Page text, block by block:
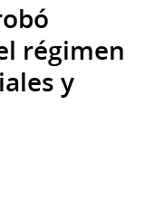
régimen
y